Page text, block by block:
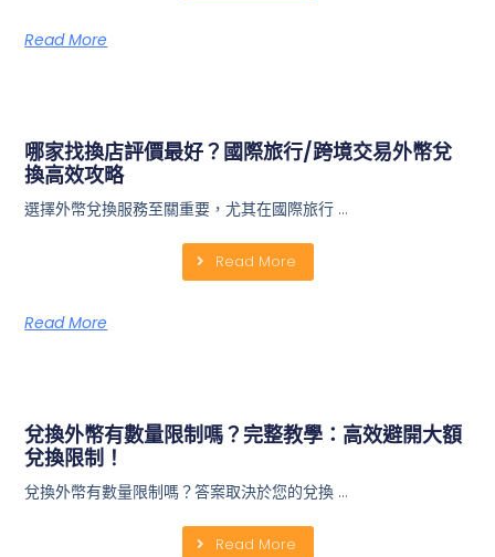
Read More
哪家找換店評價最好？國際旅行/跨境交易外幣兌
換高效攻略
選擇外幣兌換服務至關重要，尤其在國際旅行 …
Read More
Read More
兌換外幣有數量限制嗎？完整教學：高效避開大額
兌換限制！
兌換外幣有數量限制嗎？答案取決於您的兌換 …
Read More